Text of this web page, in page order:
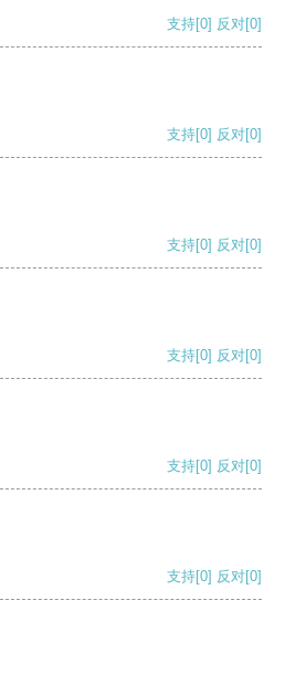
支持[0] 反对[0]
支持[0] 反对[0]
支持[0] 反对[0]
支持[0] 反对[0]
支持[0] 反对[0]
支持[0] 反对[0]